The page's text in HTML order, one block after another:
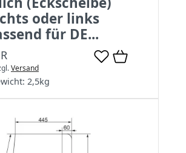
oder links
für DE...
Versand
2,5kg